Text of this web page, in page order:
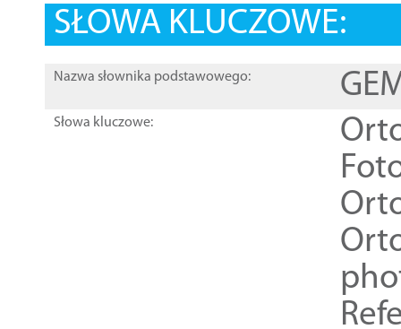
SŁOWA KLUCZOWE:
Nazwa słownika podstawowego:
Słowa kluczowe: